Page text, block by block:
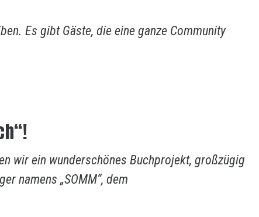
Es gibt Gäste, die eine ganze Community
wir ein wunderschönes Buchprojekt, großzügig
namens „SOMM“, dem